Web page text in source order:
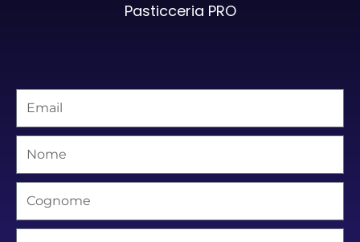
Pasticceria PRO